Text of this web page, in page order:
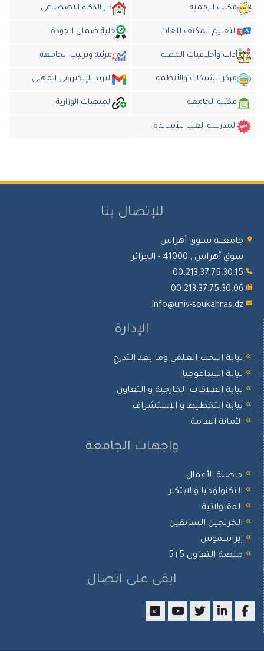
مكتب الرقمنة دار الذكاء الاضطناعي
التعليم المكثف للغات خلية ضمان الجودة
أداب وأخلاقيات المهنة مرئية وترتيب الجامعة
مركز الشبكات والأنظمة البريد الإلكتروني المهني
مكتبة الجامعة المنصات الوزارية
المدرسة العليا للأساتذة
للإتصال بنا
جامعـــة ســوق أهراس
سوق أهراس , 41000 - الجزائر
00.213.37.75.30.15
00.213.37.75.30.06
info@univ-soukahras.dz
الإدارة
نيابة البحث العلمي وما بعد التدرج
نيابة البيداغوجيا
نيابة العلاقات الخارجية و التعاون
نيابة التخطيط و الإستشراف
الأمانة العامة
واجهات الجامعة
حاضنة الأعمال
التكنولوجيا والابتكار
المقاولاتية
الخريجين السابقين
إيراسموس
منصة التعاون 5+5
ابقى على اتصال